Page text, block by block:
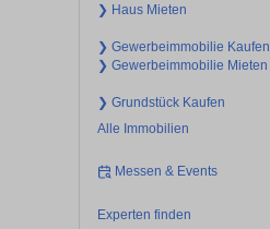
❯ Haus Mieten
❯ Gewerbeimmobilie Kaufen
❯ Gewerbeimmobilie Mieten
❯ Grundstück Kaufen
Alle Immobilien
Messen & Events
Experten finden